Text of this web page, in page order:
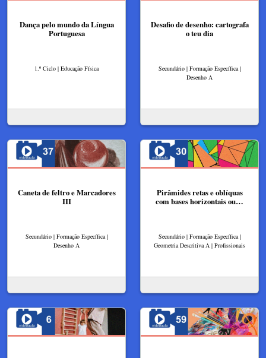
Dança pelo mundo da Língua
Portuguesa
1.º Ciclo | Educação Física
Desafio de desenho: cartografa
o teu dia
Secundário | Formação Específica |
Desenho A
Caneta de feltro e Marcadores
III
Secundário | Formação Específica |
Desenho A
Pirâmides retas e oblíquas
com bases horizontais ou…
Secundário | Formação Específica |
Geometria Descritiva A | Profissionais